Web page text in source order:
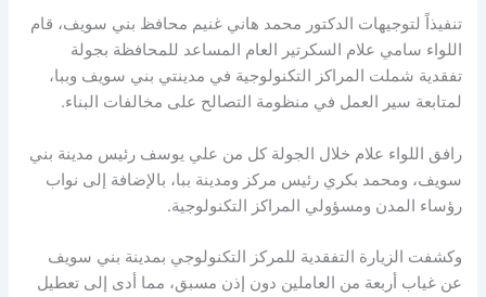
تنفيذاً لتوجيهات الدكتور محمد هاني غنيم محافظ بني سويف، قام
اللواء سامي علام السكرتير العام المساعد للمحافظة بجولة
تفقدية شملت المراكز التكنولوجية في مدينتي بني سويف وببا،
لمتابعة سير العمل في منظومة التصالح على مخالفات البناء.
رافق اللواء علام خلال الجولة كل من علي يوسف رئيس مدينة بني
سويف، ومحمد بكري رئيس مركز ومدينة ببا، بالإضافة إلى نواب
رؤساء المدن ومسؤولي المراكز التكنولوجية.
وكشفت الزيارة التفقدية للمركز التكنولوجي بمدينة بني سويف
عن غياب أربعة من العاملين دون إذن مسبق، مما أدى إلى تعطيل